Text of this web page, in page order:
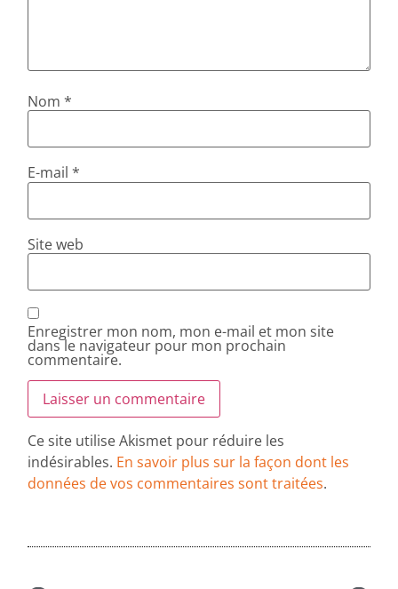
Nom*
E-mail*
Site web
Enregistrer mon nom, mon e-mail et mon site
dans le navigateur pour mon prochain
commentaire.
Ce site utilise Akismet pour réduire les
indésirables. En savoir plus sur la façon dont les
données de vos commentaires sont traitées.